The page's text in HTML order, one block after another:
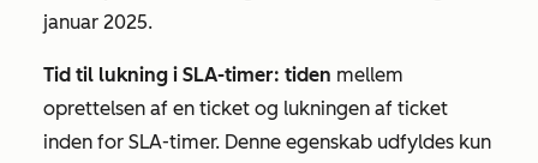
januar 2025.
Tid til lukning i SLA-timer: tiden mellem
oprettelsen af en ticket og lukningen af ticket
inden for SLA-timer. Denne egenskab udfyldes kun